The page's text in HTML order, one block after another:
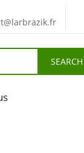
SEARCH